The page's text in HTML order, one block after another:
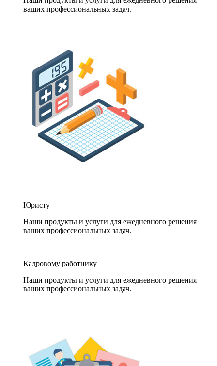
ваших профессиональных задач.
Юристу
Наши продукты и услуги для ежедневного решения
ваших профессиональных задач.
Кадровому работнику
Наши продукты и услуги для ежедневного решения
ваших профессиональных задач.